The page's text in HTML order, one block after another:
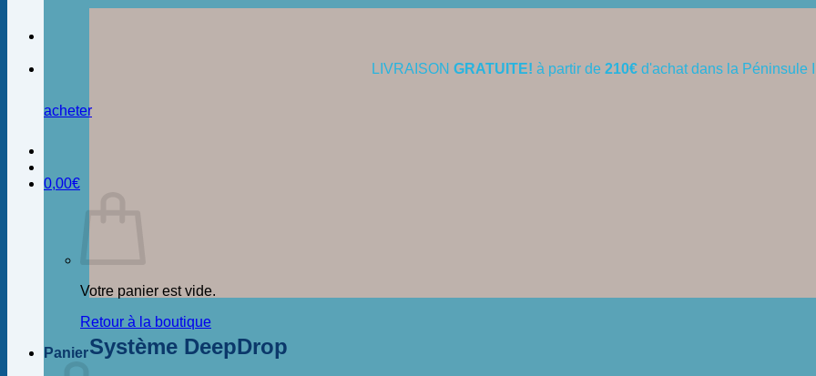
LIVRAISON GRATUITE! à partir de 210€d'achat dans la Péninsule
acheter
0,00€
Votre panier est vide.
Retour à la boutique
PanierSystème DeepDrop